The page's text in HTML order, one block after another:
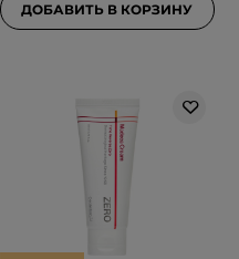
ДОБАВИТЬ В КОРЗИНУ